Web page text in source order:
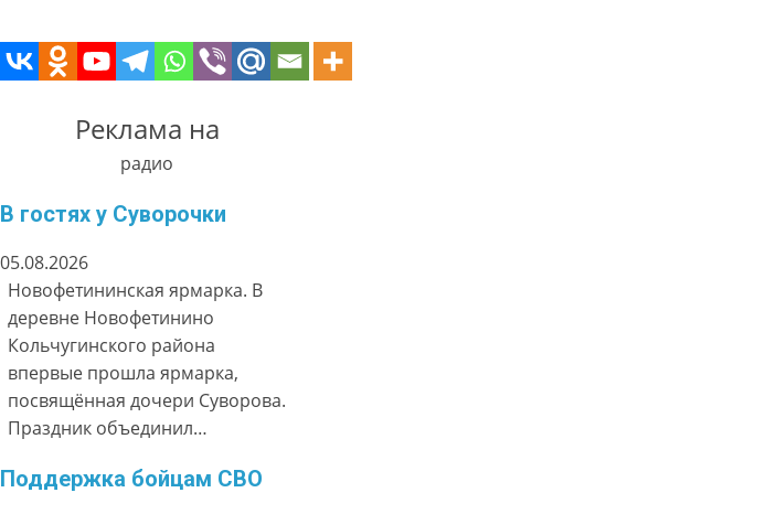
Реклама на
радио
В гостях у Суворочки
05.08.2026
Новофетининская ярмарка. В
деревне Новофетинино
Кольчугинского района
впервые прошла ярмарка,
посвящённая дочери Суворова.
Праздник объединил…
Поддержка бойцам СВО